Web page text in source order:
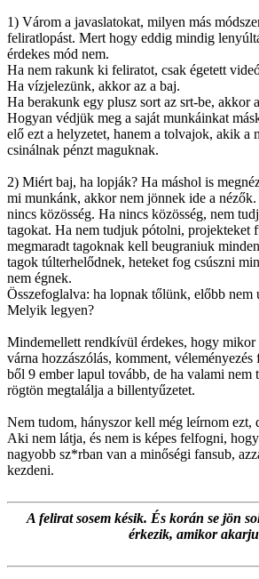
1) Várom a javaslatokat, milyen más
feliratlopást. Mert hogy eddig mindig
érdekes mód nem.
Ha nem rakunk ki feliratot, csak égetett
Ha vízjelezünk, akkor az a baj.
Ha berakunk egy plusz sort az srt-be, akkor
Hogyan védjük meg a saját munkáinkat
elő ezt a helyzetet, hanem a tolvajok, akik a
csinálnak pénzt maguknak.
2) Miért baj, ha lopják? Ha máshol is
mi munkánk, akkor nem jönnek ide a
nincs közösség. Ha nincs közösség, nem
tagokat. Ha nem tudjuk pótolni, projekteket
megmaradt tagoknak kell beugraniuk
tagok túlterhelődnek, heteket fog csúszni
nem égnek.
Összefoglalva: ha lopnak tőlünk, előbb nem
Melyik legyen?
Mindemellett rendkívül érdekes, hogy mikor
várna hozzászólás, komment,
ből 9 ember lapul tovább, de ha valami nem
rögtön megtalálja a billentyűzetet.
Nem tudom, hányszor kell még leírnom ezt,
Aki nem látja, és nem is képes felfogni,
nagyobb sz*rban van a minőségi fansub,
kezdeni.
A felirat sosem késik. És korán se jön
érkezik, amikor